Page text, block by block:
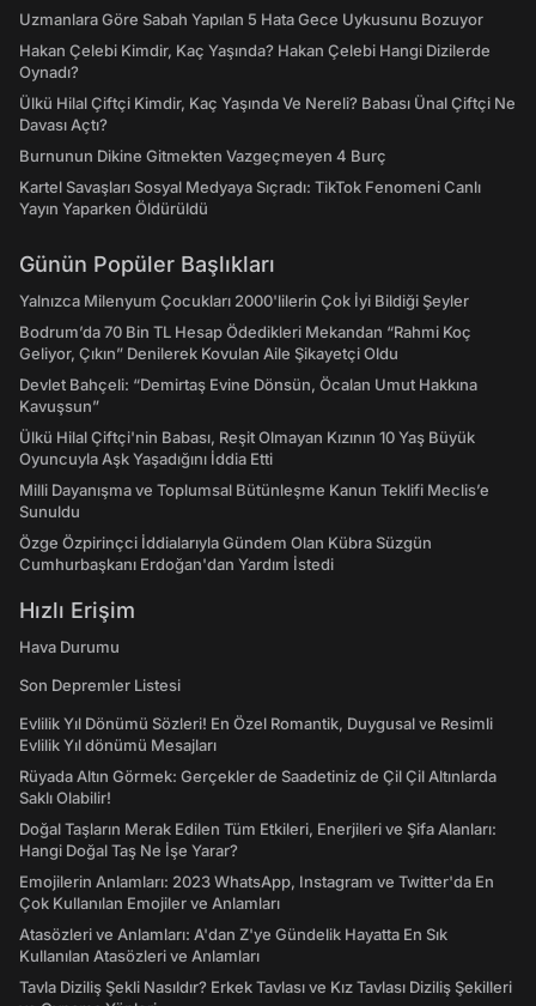
Uzmanlara Göre Sabah Yapılan 5 Hata Gece Uykusunu Bozuyor
Hakan Çelebi Kimdir, Kaç Yaşında? Hakan Çelebi Hangi Dizilerde
Oynadı?
Ülkü Hilal Çiftçi Kimdir, Kaç Yaşında Ve Nereli? Babası Ünal Çiftçi Ne
Davası Açtı?
Burnunun Dikine Gitmekten Vazgeçmeyen 4 Burç
Kartel Savaşları Sosyal Medyaya Sıçradı: TikTok Fenomeni Canlı
Yayın Yaparken Öldürüldü
Günün Popüler Başlıkları
Yalnızca Milenyum Çocukları 2000'lilerin Çok İyi Bildiği Şeyler
Bodrum’da 70 Bin TL Hesap Ödedikleri Mekandan “Rahmi Koç
Geliyor, Çıkın” Denilerek Kovulan Aile Şikayetçi Oldu
Devlet Bahçeli: “Demirtaş Evine Dönsün, Öcalan Umut Hakkına
Kavuşsun”
Ülkü Hilal Çiftçi'nin Babası, Reşit Olmayan Kızının 10 Yaş Büyük
Oyuncuyla Aşk Yaşadığını İddia Etti
Milli Dayanışma ve Toplumsal Bütünleşme Kanun Teklifi Meclis’e
Sunuldu
Özge Özpirinçci İddialarıyla Gündem Olan Kübra Süzgün
Cumhurbaşkanı Erdoğan'dan Yardım İstedi
Hızlı Erişim
Hava Durumu
Son Depremler Listesi
Evlilik Yıl Dönümü Sözleri! En Özel Romantik, Duygusal ve Resimli
Evlilik Yıl dönümü Mesajları
Rüyada Altın Görmek: Gerçekler de Saadetiniz de Çil Çil Altınlarda
Saklı Olabilir!
Doğal Taşların Merak Edilen Tüm Etkileri, Enerjileri ve Şifa Alanları:
Hangi Doğal Taş Ne İşe Yarar?
Emojilerin Anlamları: 2023 WhatsApp, Instagram ve Twitter'da En
Çok Kullanılan Emojiler ve Anlamları
Atasözleri ve Anlamları: A'dan Z'ye Gündelik Hayatta En Sık
Kullanılan Atasözleri ve Anlamları
Tavla Diziliş Şekli Nasıldır? Erkek Tavlası ve Kız Tavlası Diziliş Şekilleri